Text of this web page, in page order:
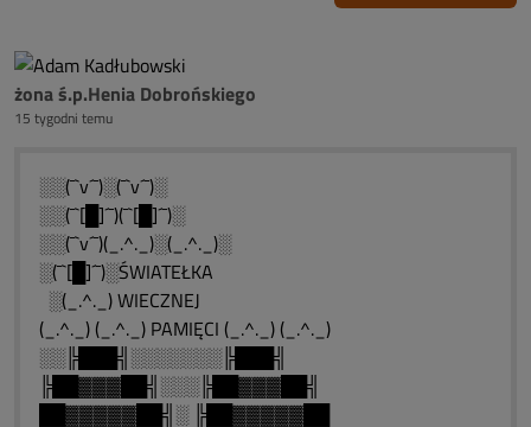
żona ś.p.Henia Dobrońskiego
15 tygodni temu
░░(¯`v´¯)░(¯`v´¯)░
░░(¯`[█]´¯)(¯`[█]´¯)░
░░(¯`v´¯)(_.^._)░(_.^._)░
░(¯`[█]´¯)░ŚWIATEŁKA
░(_.^._) WIECZNEJ
(_.^._) (_.^._) PAMIĘCI (_.^._) (_.^._)
░░╠███╣░░░░░░░╠███╣
╠██▓▓▓██╣░░░╠██▓▓▓██╣
██▓▓▓▓▓██╣░ ╠██▓▓▓▓▓██